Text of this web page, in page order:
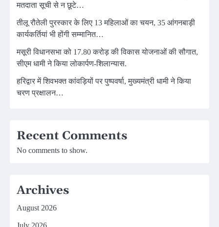
मतदाता सूची से न छूटे…
तीलू रौतेली पुरस्कार के लिए 13 महिलाओं का चयन, 35 आंगनबाड़ी
कार्यकर्तियां भी होंगी सम्मानित…
मसूरी विधानसभा को 17.80 करोड़ की विकास योजनाओं की सौगात,
सीएम धामी ने किया लोकार्पण-शिलान्यास.
हरिद्वार में शिवभक्त कांवड़ियों पर पुष्पवर्षा, मुख्यमंत्री धामी ने किया
चरण प्रक्षालन…
Recent Comments
No comments to show.
Archives
August 2026
July 2026